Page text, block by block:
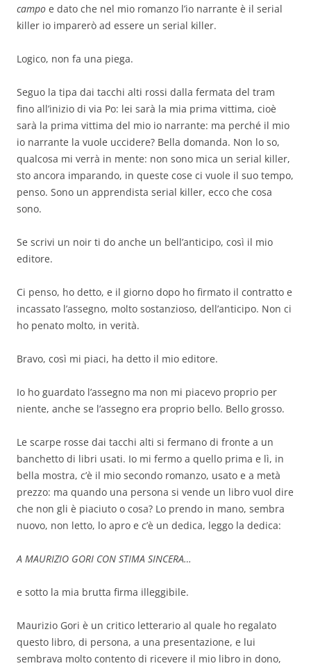
campo e dato che nel mio romanzo l’io narrante è il serial
killer io imparerò ad essere un serial killer.
Logico, non fa una piega.
Seguo la tipa dai tacchi alti rossi dalla fermata del tram
fino all’inizio di via Po: lei sarà la mia prima vittima, cioè
sarà la prima vittima del mio io narrante: ma perché il mio
io narrante la vuole uccidere? Bella domanda. Non lo so,
qualcosa mi verrà in mente: non sono mica un serial killer,
sto ancora imparando, in queste cose ci vuole il suo tempo,
penso. Sono un apprendista serial killer, ecco che cosa
sono.
Se scrivi un noir ti do anche un bell’anticipo, così il mio
editore.
Ci penso, ho detto, e il giorno dopo ho firmato il contratto e
incassato l’assegno, molto sostanzioso, dell’anticipo. Non ci
ho penato molto, in verità.
Bravo, così mi piaci, ha detto il mio editore.
Io ho guardato l’assegno ma non mi piacevo proprio per
niente, anche se l’assegno era proprio bello. Bello grosso.
Le scarpe rosse dai tacchi alti si fermano di fronte a un
banchetto di libri usati. Io mi fermo a quello prima e lì, in
bella mostra, c’è il mio secondo romanzo, usato e a metà
prezzo: ma quando una persona si vende un libro vuol dire
che non gli è piaciuto o cosa? Lo prendo in mano, sembra
nuovo, non letto, lo apro e c’è un dedica, leggo la dedica:
A MAURIZIO GORI CON STIMA SINCERA…
e sotto la mia brutta firma illeggibile.
Maurizio Gori è un critico letterario al quale ho regalato
questo libro, di persona, a una presentazione, e lui
sembrava molto contento di ricevere il mio libro in dono,